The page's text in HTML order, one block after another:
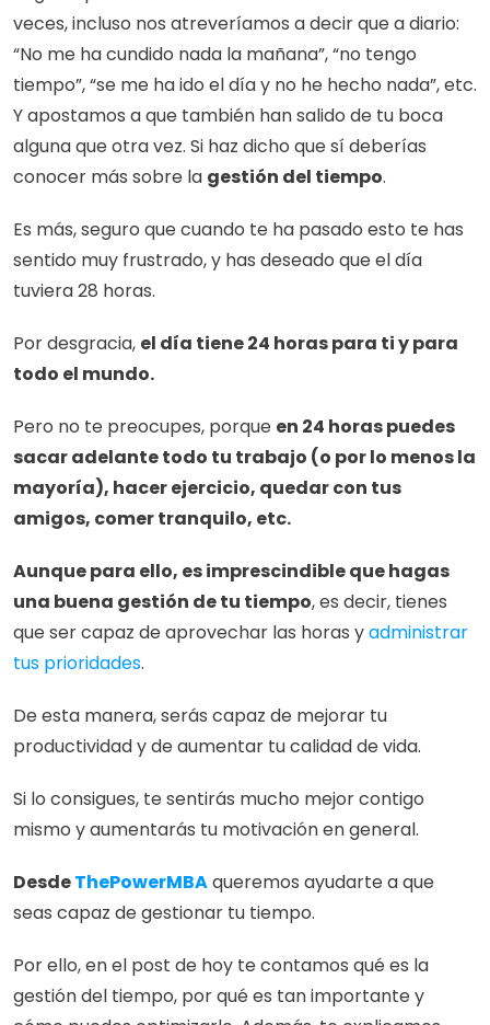
veces, incluso nos atreveríamos a decir que a diario:
“No me ha cundido nada la mañana”, “no tengo
tiempo”, “se me ha ido el día y no he hecho nada”, etc.
Y apostamos a que también han salido de tu boca
alguna que otra vez. Si haz dicho que sí deberías
conocer más sobre la gestión del tiempo.
Es más, seguro que cuando te ha pasado esto te has
sentido muy frustrado, y has deseado que el día
tuviera 28 horas.
Por desgracia, el día tiene 24 horas para ti y para
todo el mundo.
Pero no te preocupes, porque en 24 horas puedes
sacar adelante todo tu trabajo (o por lo menos la
mayoría), hacer ejercicio, quedar con tus
amigos, comer tranquilo, etc.
Aunque para ello, es imprescindible que hagas
una buena gestión de tu tiempo, es decir, tienes
que ser capaz de aprovechar las horas y administrar
tus prioridades.
De esta manera, serás capaz de mejorar tu
productividad y de aumentar tu calidad de vida.
Si lo consigues, te sentirás mucho mejor contigo
mismo y aumentarás tu motivación en general.
Desde ThePowerMBA queremos ayudarte a que
seas capaz de gestionar tu tiempo.
Por ello, en el post de hoy te contamos qué es la
gestión del tiempo, por qué es tan importante y